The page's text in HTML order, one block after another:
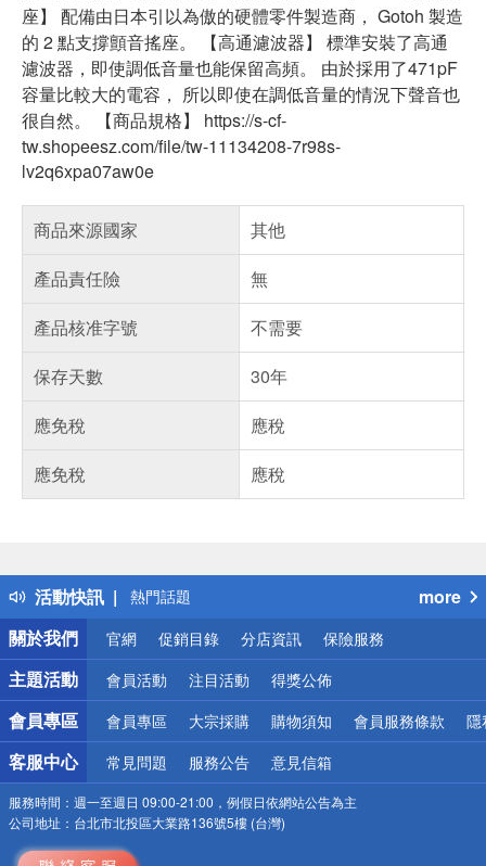
座】 配備由日本引以為傲的硬體零件製造商， Gotoh 製造
的 2 點支撐顫音搖座。 【高通濾波器】 標準安裝了高通
濾波器，即使調低音量也能保留高頻。 由於採用了471pF
容量比較大的電容， 所以即使在調低音量的情況下聲音也
很自然。 【商品規格】 https://s-cf-
tw.shopeesz.com/file/tw-11134208-7r98s-
lv2q6xpa07aw0e
商品來源國家
其他
產品責任險
無
產品核准字號
不需要
保存天數
30年
應免稅
應稅
應免稅
應稅
活動快訊
得獎公告
熱門話題
銀行優惠
偏遠地區配送
詐騙網頁！請小心！
more
關於我們
官網 促銷目錄 分店資訊 保險服務
主題活動 會員活動 注目活動 得獎公佈
會員專區 會員專區 大宗採購 購物須知 會員服務條款 隱
客服中心 常見問題 服務公告 意見信箱
服務時間： 週一至週日 09:00-21:00，例假日依網站公告為主
公司地址： 台北市北投區大業路136號5樓 (台灣)